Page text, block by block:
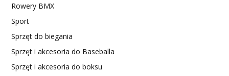
Rowery BMX
Sport
Sprzęt do biegania
Sprzęt i akcesoria do Baseballa
Sprzęt i akcesoria do boksu